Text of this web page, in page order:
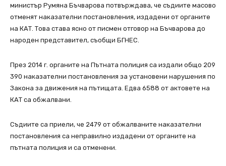
министър Румяна Бъчварова потвърждава, че съдиите масово
отменят наказателни постановления, издадени от органите
на КАТ. Това става ясно от писмен отговор на Бъчварова до
народен представител, съобщи БГНЕС.
През 2014 г. органите на Пътната полиция са издали общо 209
390 наказателни постановления за установени нарушения по
Закона за движения на пътищата. Едва 6588 от актовете на
КАТ са обжалвани.
Съдиите са приели, че 2479 от обжалваните наказателни
постановления са неправилно издадени от органите на
пътната полиция и са отменени.